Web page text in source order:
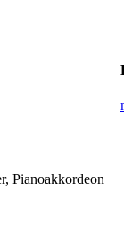
Pianoakkordeon